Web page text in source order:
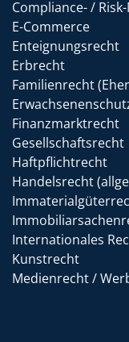
Compliance- /
E-Commerce
Enteignungsrecht
Erbrecht
Familienrecht
Finanzmarktrecht
Gesellschaftsrecht
Haftpflichtrecht
Handelsrecht
Internationales
Kunstrecht
Medienrecht /